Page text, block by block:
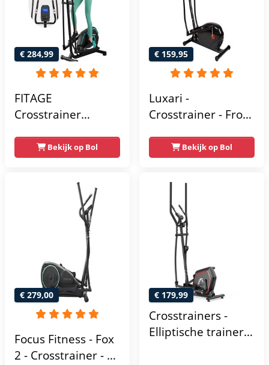
€ 284,99
FITAGE
Crosstrainer
Crosstrainers met
Bluetooth Kinomap
& Zwift - Fitness
Trainer met 24
trainingsprogramma’s
- Nauwkeurige
Hartslagmeter
Bekijk op Bol
€ 159,95
Luxari -
Crosstrainer - Front
hartslagfunctie en
tablethouder -
Elliptische Trainer -
Crosstrainer
Fitness
Bekijk op Bol
€ 279,00
Focus Fitness - Fox
2 - Crosstrainer - 16
€ 179,99
Crosstrainers -
Elliptische trainer